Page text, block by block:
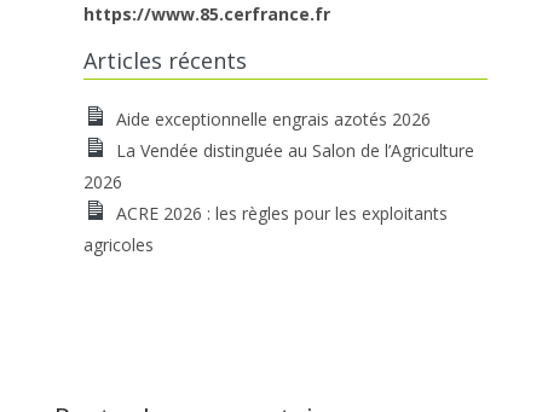
https://www.85.cerfrance.fr
Articles récents
Aide exceptionnelle engrais azotés 2026
La Vendée distinguée au Salon de l’Agriculture
2026
ACRE 2026 : les règles pour les exploitants
agricoles